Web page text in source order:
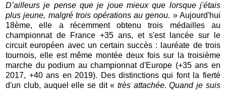
D’ailleurs je pense que je joue mieux que lorsque j'étais
plus jeune, malgré trois opérations au genou. » Aujourd'hui
18ème, elle a récemment obtenu trois médailles au
championnat de France +35 ans, et s'est lancée sur le
circuit européen avec un certain succès : lauréate de trois
tournois, elle est même montée deux fois sur la troisième
marche du podium au championnat d'Europe (+35 ans en
2017, +40 ans en 2019). Des distinctions qui font la fierté
d'un club, auquel elle se dit «très attachée. Quand je suis